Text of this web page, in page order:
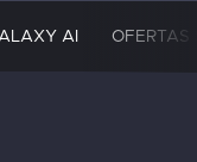
AI OFERTAS